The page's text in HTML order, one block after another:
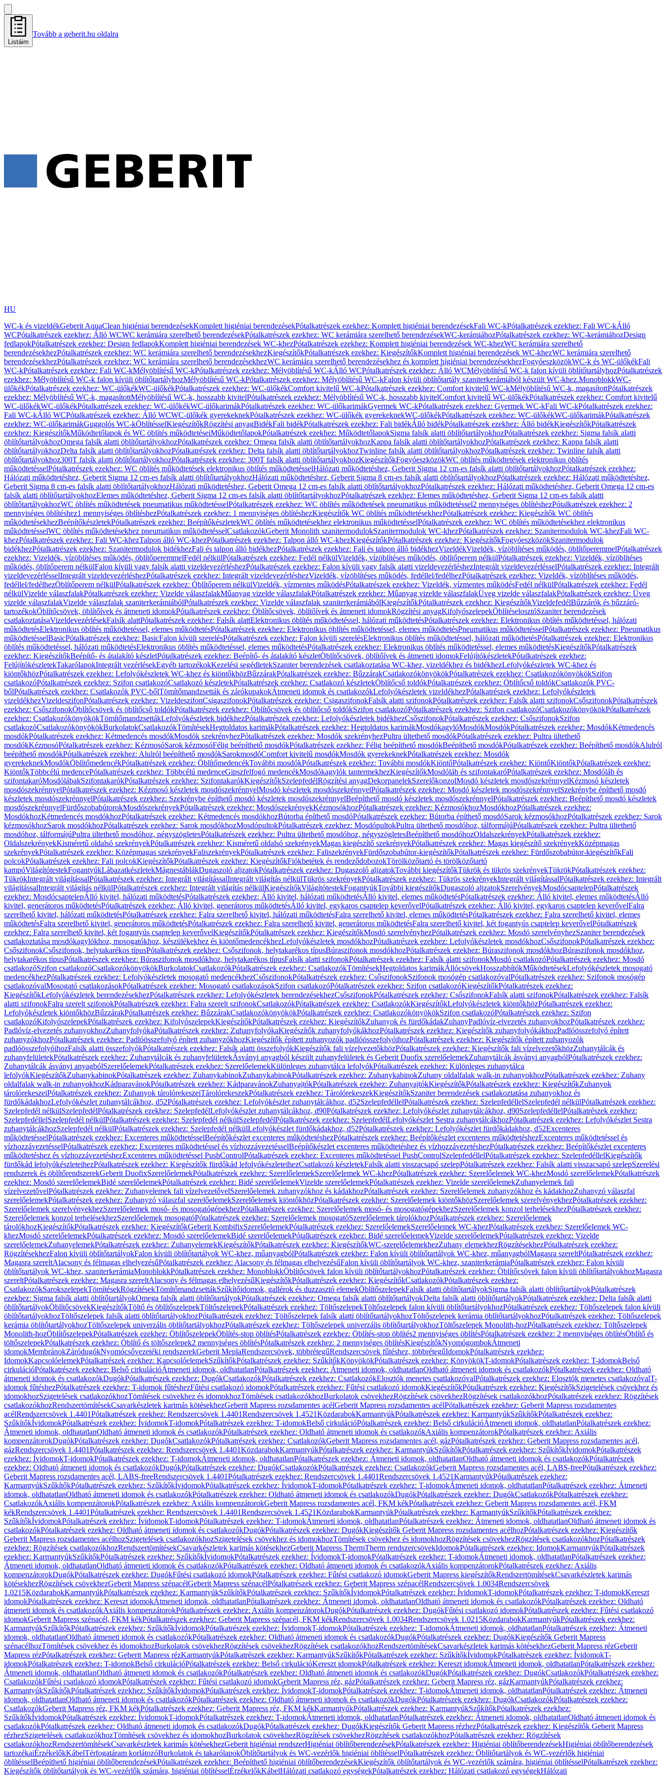
Listáim
Tovább a geberit.hu oldalra
HU
WC-k és vizeldékGeberit AquaClean higiéniai berendezésekKomplett higiéniai berendezésekPótalkatrészek ezekhez: Komplett higiéniai berendezésekFali WC-kPótalkatrészek ezekhez: Fali WC-kÁlló
WCPótalkatrészek ezekhez: Álló WCWC kerámiára szerelhető berendezésekPótalkatrészek ezekhez: WC kerámiára szerelhető berendezésekWC-kerámiáhozPótalkatrészek ezekhez: WC-kerámiáhozDesign
fedlapokPótalkatrészek ezekhez: Design fedlapokKomplett higiéniai berendezések WC-khezPótalkatrészek ezekhez: Komplett higiéniai berendezések WC-khezWC kerámiára szerelhető
berendezésekhezPótalkatrészek ezekhez: WC kerámiára szerelhető berendezésekhezKiegészítőkPótalkatrészek ezekhez: KiegészítőkKomplett higiéniai berendezések WC-khezWC kerámiára szerelhető
berendezésekhezPótalkatrészek ezekhez: WC kerámiára szerelhető berendezésekhezWC kerámiára szerelhető berendezésekhez és komplett higiéniai berendezésekhezFogyóeszközökWC-k és WC-ülőkékFali
WC-kPótalkatrészek ezekhez: Fali WC-kMélyöblítésű WC-kPótalkatrészek ezekhez: Mélyöblítésű WC-kÁlló WCPótalkatrészek ezekhez: Álló WCMélyöblítésű WC-k falon kívüli öblítőtartályhozPótalkatrészek
ezekhez: Mélyöblítésű WC-k falon kívüli öblítőtartályhozMélyöblítésű WC-kPótalkatrészek ezekhez: Mélyöblítésű WC-kFalon kívüli öblítőtartály szaniterkerámiából készült WC-khez.MonoblokkWC-
ülőkékPótalkatrészek ezekhez: WC-ülőkékWC-ülőkékPótalkatrészek ezekhez: WC-ülőkékComfort kivitelű WC-kPótalkatrészek ezekhez: Comfort kivitelű WC-kMélyöblítésű WC-k, magasítottPótalkatrészek
ezekhez: Mélyöblítésű WC-k, magasítottMélyöblítésű WC-k, hosszabb kivitelPótalkatrészek ezekhez: Mélyöblítésű WC-k, hosszabb kivitelComfort kivitelű WC-ülőkékPótalkatrészek ezekhez: Comfort kivitelű
WC-ülőkékWC-ülőkékPótalkatrészek ezekhez: WC-ülőkékWC-ülőkarimákPótalkatrészek ezekhez: WC-ülőkarimákGyermek WC-kPótalkatrészek ezekhez: Gyermek WC-kFali WC-kPótalkatrészek ezekhez:
Fali WC-kÁlló WCPótalkatrészek ezekhez: Álló WCWC-ülőkék gyerekeknekPótalkatrészek ezekhez: WC-ülőkék gyerekeknekWC-ülőkékPótalkatrészek ezekhez: WC-ülőkékWC-ülőkarimákPótalkatrészek
ezekhez: WC-ülőkarimákGuggolós WC-kÖblítésselKiegészítőkRögzítési anyagBidékFali bidékPótalkatrészek ezekhez: Fali bidékÁlló bidékPótalkatrészek ezekhez: Álló bidékKiegészítőkPótalkatrészek
ezekhez: KiegészítőkMűködtetőlapok és WC öblítés működtetéseiMűködtetőlapokPótalkatrészek ezekhez: MűködtetőlapokSigma falsík alatti öblítőtartályokhozPótalkatrészek ezekhez: Sigma falsík alatti
öblítőtartályokhozOmega falsík alatti öblítőtartályokhozPótalkatrészek ezekhez: Omega falsík alatti öblítőtartályokhozKappa falsík alatti öblítőtartályokhozPótalkatrészek ezekhez: Kappa falsík alatti
öblítőtartályokhozDelta falsík alatti öblítőtartályokhozPótalkatrészek ezekhez: Delta falsík alatti öblítőtartályokhozTwinline falsík alatti öblítőtartályokhozPótalkatrészek ezekhez: Twinline falsík alatti
öblítőtartályokhoz300T falsík alatti öblítőtartályokhozPótalkatrészek ezekhez: 300T falsík alatti öblítőtartályokhozKiegészítőkFogyóeszközökWC öblítés működtetések elektronikus öblítés
működtetésselPótalkatrészek ezekhez: WC öblítés működtetések elektronikus öblítés működtetésselHálózati működtetéshez, Geberit Sigma 12 cm-es falsík alatti öblítőtartályokhozPótalkatrészek ezekhez:
Hálózati működtetéshez, Geberit Sigma 12 cm-es falsík alatti öblítőtartályokhozHálózati működtetéshez, Geberit Sigma 8 cm-es falsík alatti öblítőtartályokhozPótalkatrészek ezekhez: Hálózati működtetéshez,
Geberit Sigma 8 cm-es falsík alatti öblítőtartályokhozHálózati működtetéshez, Geberit Omega 12 cm-es falsík alatti öblítőtartályokhozPótalkatrészek ezekhez: Hálózati működtetéshez, Geberit Omega 12 cm-es
falsík alatti öblítőtartályokhozElemes működtetéshez, Geberit Sigma 12 cm-es falsík alatti öblítőtartályokhozPótalkatrészek ezekhez: Elemes működtetéshez, Geberit Sigma 12 cm-es falsík alatti
öblítőtartályokhozWC öblítés működtetések pneumatikus működtetésselPótalkatrészek ezekhez: WC öblítés működtetések pneumatikus működtetéssel2 mennyiséges öblítéshezPótalkatrészek ezekhez: 2
mennyiséges öblítéshez1 mennyiséges öblítéshezPótalkatrészek ezekhez: 1 mennyiséges öblítéshezKiegészítők WC öblítés működtetésekhezPótalkatrészek ezekhez: Kiegészítők WC öblítés
működtetésekhezBeépítőkészletekPótalkatrészek ezekhez: BeépítőkészletekWC öblítés működtetésekhez elektronikus működtetésselPótalkatrészek ezekhez: WC öblítés működtetésekhez elektronikus
működtetésselWC öblítés működtetésekhez pneumatikus működtetésselCsatlakozókGeberit Monolith szanitermodulokSzanitermodulok WC-khezPótalkatrészek ezekhez: Szanitermodulok WC-khezFali WC-
khezPótalkatrészek ezekhez: Fali WC-khezTalpon álló WC-khezPótalkatrészek ezekhez: Talpon álló WC-khezKiegészítőkPótalkatrészek ezekhez: KiegészítőkFogyóeszközökSzanitermodulok
bidékhezPótalkatrészek ezekhez: Szanitermodulok bidékhezFali és talpon álló bidékhezPótalkatrészek ezekhez: Fali és talpon álló bidékhezVizeldékVizeldék, vízöblítéses működés, öblítőperemmelPótalkatrészek
ezekhez: Vizeldék, vízöblítéses működés, öblítőperemmelFedél nélkülPótalkatrészek ezekhez: Fedél nélkülVizeldék, vízöblítéses működés, öblítőperem nélkülPótalkatrészek ezekhez: Vizeldék, vízöblítéses
működés, öblítőperem nélkülFalon kívüli vagy falsík alatti vizeldevezérléshezPótalkatrészek ezekhez: Falon kívüli vagy falsík alatti vizeldevezérléshezIntegrált vizeldevezérlésselPótalkatrészek ezekhez: Integrált
vizeldevezérlésselIntegrált vizeldevezérléshezPótalkatrészek ezekhez: Integrált vizeldevezérléshezVizeldék, vízöblítéses működés, fedéllel/fedélhezPótalkatrészek ezekhez: Vizeldék, vízöblítéses működés,
fedéllel/fedélhezÖblítőperem nélkülPótalkatrészek ezekhez: Öblítőperem nélkülVizeldék, vízmentes működésPótalkatrészek ezekhez: Vizeldék, vízmentes működésFedél nélkülPótalkatrészek ezekhez: Fedél
nélkülVizelde válaszfalakPótalkatrészek ezekhez: Vizelde válaszfalakMűanyag vizelde válaszfalakPótalkatrészek ezekhez: Műanyag vizelde válaszfalakÜveg vizelde válaszfalakPótalkatrészek ezekhez: Üveg
vizelde válaszfalakVizelde válaszfalak szaniterkerámiábólPótalkatrészek ezekhez: Vizelde válaszfalak szaniterkerámiábólKiegészítőkPótalkatrészek ezekhez: KiegészítőkVizeldefedélBűzzárók és bűzzáró-
tartozékokÖblítőcsövek, öblítőívek és átmeneti idomokPótalkatrészek ezekhez: Öblítőcsövek, öblítőívek és átmeneti idomokRögzítési anyagKifolyószelepekÖblítéselosztóSzaniter berendezések
csatlakoztatásaVizeldevezérlésekFalsík alattPótalkatrészek ezekhez: Falsík alattElektronikus öblítés működtetéssel, hálózati működtetésPótalkatrészek ezekhez: Elektronikus öblítés működtetéssel, hálózati
működtetésElektronikus öblítés működtetéssel, elemes működtetésPótalkatrészek ezekhez: Elektronikus öblítés működtetéssel, elemes működtetésPneumatikus működtetésselPótalkatrészek ezekhez: Pneumatikus
működtetésselBasicPótalkatrészek ezekhez: BasicFalon kívüli szerelésPótalkatrészek ezekhez: Falon kívüli szerelésElektronikus öblítés működtetéssel, hálózati működtetésPótalkatrészek ezekhez: Elektronikus
öblítés működtetéssel, hálózati működtetésElektronikus öblítés működtetéssel, elemes működtetésPótalkatrészek ezekhez: Elektronikus öblítés működtetéssel, elemes működtetésKiegészítőkPótalkatrészek
ezekhez: KiegészítőkBeépítő- és átalakító készletPótalkatrészek ezekhez: Beépítő- és átalakító készletÖblítőcsövek, öblítőívek és átmeneti idomokFelújítókészletekPótalkatrészek ezekhez:
FelújítókészletekTakarólapokIntegrált vezérlésekEgyéb tartozékokKezelési segédletekSzaniter berendezések csatlakoztatása WC-khez, vizeldékhez és bidékhezLefolyókészletek WC-khez és
kiöntőkhözPótalkatrészek ezekhez: Lefolyókészletek WC-khez és kiöntőkhözBűzzárakPótalkatrészek ezekhez: BűzzárakCsatlakozókönyökökPótalkatrészek ezekhez: CsatlakozókönyökökSzifon
csatlakozóPótalkatrészek ezekhez: Szifon csatlakozóCsatlakozó készletekPótalkatrészek ezekhez: Csatlakozó készletekÖblítőcső toldókPótalkatrészek ezekhez: Öblítőcső toldókCsatlakozók PVC-
bőlPótalkatrészek ezekhez: Csatlakozók PVC-bőlTömítőmandzsetták és zárókupakokÁtmeneti idomok és csatlakozókLefolyókészletek vizeldékhezPótalkatrészek ezekhez: Lefolyókészletek
vizeldékhezVizeldeszifonPótalkatrészek ezekhez: VizeldeszifonCsigaszifonokPótalkatrészek ezekhez: CsigaszifonokFalsík alatti szifonokPótalkatrészek ezekhez: Falsík alatti szifonokCsőszifonokPótalkatrészek
ezekhez: CsőszifonokÖblítőcsövek és öblítőcső toldókPótalkatrészek ezekhez: Öblítőcsövek és öblítőcső toldókSzifon csatlakozóPótalkatrészek ezekhez: Szifon csatlakozóCsatlakozókönyökökPótalkatrészek
ezekhez: CsatlakozókönyökökTömítőmandzsettákLefolyókészletek bidékhezPótalkatrészek ezekhez: Lefolyókészletek bidékhezCsőszifonokPótalkatrészek ezekhez: CsőszifonokSzifon
csatlakozóCsatlakozókönyökökBurkolatokCsatlakozókTömítésekHegtoldatos karimákPótalkatrészek ezekhez: Hegtoldatos karimákMosdókagylóMosdókMosdókPótalkatrészek ezekhez: MosdókKétmedencés
mosdókPótalkatrészek ezekhez: Kétmedencés mosdókMosdók szekrényhezPótalkatrészek ezekhez: Mosdók szekrényhezPultra ültethető mosdókPótalkatrészek ezekhez: Pultra ültethető
mosdókKézmosóPótalkatrészek ezekhez: KézmosóSarok kézmosóFélig beépíthető mosdókPótalkatrészek ezekhez: Félig beépíthető mosdókBeépíthető mosdókPótalkatrészek ezekhez: Beépíthető mosdókAlulról
beépíthető mosdókPótalkatrészek ezekhez: Alulról beépíthető mosdókSarokmosdóComfort kivitelű mosdókMosdók gyerekeknekPótalkatrészek ezekhez: Mosdók
gyerekeknekMosdókÖblítőmedencékPótalkatrészek ezekhez: ÖblítőmedencékTovábbi mosdókPótalkatrészek ezekhez: További mosdókKiöntőPótalkatrészek ezekhez: KiöntőKiöntőkPótalkatrészek ezekhez:
KiöntőkTöbbcélú medencePótalkatrészek ezekhez: Többcélú medenceGipszfelfogó medencékMosdókagylók tantermekhezKiegészítőkMosdóláb és szifontakaróPótalkatrészek ezekhez: Mosdóláb és
szifontakaróMosdólábakSzifontakarókPótalkatrészek ezekhez: SzifontakarókKiegészítőkSzelepfedélRögzítési anyagDekorpanelekSzerelőkonzolMosdó készletek mosdószekrénnyelKézmosó készletek
mosdószekrénnyelPótalkatrészek ezekhez: Kézmosó készletek mosdószekrénnyelMosdó készletek mosdószekrénnyelPótalkatrészek ezekhez: Mosdó készletek mosdószekrénnyelSzekrénybe építhető mosdó
készletek mosdószekrénnyelPótalkatrészek ezekhez: Szekrénybe építhető mosdó készletek mosdószekrénnyelBeépíthető mosdó készletek mosdószekrénnyelPótalkatrészek ezekhez: Beépíthető mosdó készletek
mosdószekrénnyelFürdőszobabútorokMosdószekrényekPótalkatrészek ezekhez: MosdószekrényekKézmosókhozPótalkatrészek ezekhez: KézmosókhozMosdókhozPótalkatrészek ezekhez:
MosdókhozKétmedencés mosdókhozPótalkatrészek ezekhez: Kétmedencés mosdókhozBútorba építhető mosdóPótalkatrészek ezekhez: Bútorba építhető mosdóSarok kézmosókhozPótalkatrészek ezekhez: Sarok
kézmosókhozSarok mosdókhozPótalkatrészek ezekhez: Sarok mosdókhozMosdópultokPótalkatrészek ezekhez: MosdópultokPultra ültethető mosdóhoz, tálformájúPótalkatrészek ezekhez: Pultra ültethető
mosdóhoz, tálformájúPultra ültethető mosdóhoz, négyszögletesPótalkatrészek ezekhez: Pultra ültethető mosdóhoz, négyszögletesBeépíthető mosdóhozOldalszekrényekPótalkatrészek ezekhez:
OldalszekrényekKisméretű oldalsó szekrényekPótalkatrészek ezekhez: Kisméretű oldalsó szekrényekMagas kiegészítő szekrényekPótalkatrészek ezekhez: Magas kiegészítő szekrényekKözépmagas
szekrényekPótalkatrészek ezekhez: Középmagas szekrényekFaliszekrényekPótalkatrészek ezekhez: FaliszekrényekFürdőszobabútor-kiegészítőkPótalkatrészek ezekhez: Fürdőszobabútor-kiegészítőkFali
polcokPótalkatrészek ezekhez: Fali polcokKiegészítőkPótalkatrészek ezekhez: KiegészítőkFiókbetétek és rendeződobozokTörölközőtartó és törölközőtartó
kampóVilágítótestekFogantyúkLábazatkészletekMágnestáblákDugaszoló aljzatokPótalkatrészek ezekhez: Dugaszoló aljzatokTovábbi kiegészítőkTükrök és tükrös szekrényekTükrökPótalkatrészek ezekhez:
TükrökIntegrált világítássalPótalkatrészek ezekhez: Integrált világítássalIntegrált világítás nélkülTükrös szekrényekPótalkatrészek ezekhez: Tükrös szekrényekIntegrált világítássalPótalkatrészek ezekhez: Integrált
világítássalIntegrált világítás nélkülPótalkatrészek ezekhez: Integrált világítás nélkülKiegészítőkVilágítótestekFogantyúkTovábbi kiegészítőkDugaszoló aljzatokSzerelvényekMosdócsaptelepPótalkatrészek
ezekhez: MosdócsaptelepÁlló kivitel, hálózati működtetésPótalkatrészek ezekhez: Álló kivitel, hálózati működtetésÁlló kivitel, elemes működtetésPótalkatrészek ezekhez: Álló kivitel, elemes működtetésÁlló
kivitel, generátoros működtetésPótalkatrészek ezekhez: Álló kivitel, generátoros működtetésÁlló kivitel, egykaros csaptelep keverővelPótalkatrészek ezekhez: Álló kivitel, egykaros csaptelep keverővelFalra
szerelhető kivitel, hálózati működtetésPótalkatrészek ezekhez: Falra szerelhető kivitel, hálózati működtetésFalra szerelhető kivitel, elemes működtetésPótalkatrészek ezekhez: Falra szerelhető kivitel, elemes
működtetésFalra szerelhető kivitel, generátoros működtetésPótalkatrészek ezekhez: Falra szerelhető kivitel, generátoros működtetésFalra szerelhető kivitel, két fogantyús csaptelep keverővelPótalkatrészek
ezekhez: Falra szerelhető kivitel, két fogantyús csaptelep keverővelKiegészítőkPótalkatrészek ezekhez: KiegészítőkMosdó szerelvényhezPótalkatrészek ezekhez: Mosdó szerelvényhezSzaniter berendezések
csatlakoztatása mosdókagylókhoz, mosogatókhoz, készülékekhez és kiöntőmedencékhezLefolyókészletek mosdókhozPótalkatrészek ezekhez: Lefolyókészletek mosdókhozCsőszifonokPótalkatrészek ezekhez:
CsőszifonokCsőszifonok, helytakarékos típusPótalkatrészek ezekhez: Csőszifonok, helytakarékos típusBúraszifonok mosdókhozPótalkatrészek ezekhez: Búraszifonok mosdókhozBúraszifonok mosdókhoz,
helytakarékos típusPótalkatrészek ezekhez: Búraszifonok mosdókhoz, helytakarékos típusFalsík alatti szifonokPótalkatrészek ezekhez: Falsík alatti szifonokMosdó csatlakozóPótalkatrészek ezekhez: Mosdó
csatlakozóSzifon csatlakozóCsatlakozókönyökökBurkolatokCsatlakozókPótalkatrészek ezekhez: CsatlakozókTömítésekHegtoldatos karimákÁllócsövekHosszabbítókMűködtetésekLefolyókészletek mosogató
medencékhezPótalkatrészek ezekhez: Lefolyókészletek mosogató medencékhezCsőszifonokPótalkatrészek ezekhez: CsőszifonokSzifonok mosógép csatlakozóvalPótalkatrészek ezekhez: Szifonok mosógép
csatlakozóvalMosogató csatlakozásokPótalkatrészek ezekhez: Mosogató csatlakozásokSzifon csatlakozóPótalkatrészek ezekhez: Szifon csatlakozóKiegészítőkPótalkatrészek ezekhez:
KiegészítőkLefolyókészletek berendezésekhezPótalkatrészek ezekhez: Lefolyókészletek berendezésekhezCsőszifonokPótalkatrészek ezekhez: CsőszifonokFalsík alatti szifonokPótalkatrészek ezekhez: Falsík
alatti szifonokFalra szerelt szifonokPótalkatrészek ezekhez: Falra szerelt szifonokCsatlakozókPótalkatrészek ezekhez: CsatlakozókKiegészítőkLefolyókészletek kiöntőkhözPótalkatrészek ezekhez:
Lefolyókészletek kiöntőkhözBűzzárakPótalkatrészek ezekhez: BűzzárakCsatlakozókönyökökPótalkatrészek ezekhez: CsatlakozókönyökökSzifon csatlakozóPótalkatrészek ezekhez: Szifon
csatlakozóKifolyószelepekPótalkatrészek ezekhez: KifolyószelepekKiegészítőkPótalkatrészek ezekhez: KiegészítőkZuhanyok és fürdőkádakZuhanyPadlóvíz-elvezetés zuhanyokhozPótalkatrészek ezekhez:
Padlóvíz-elvezetés zuhanyokhozZuhanyfolyókaPótalkatrészek ezekhez: ZuhanyfolyókaKiegészítők zuhanyfolyókákhozPótalkatrészek ezekhez: Kiegészítők zuhanyfolyókákhozPadlóösszefolyó épített
zuhanyzókhozPótalkatrészek ezekhez: Padlóösszefolyó épített zuhanyzókhozKiegészítők épített zuhanyozók padlóösszefolyóihozPótalkatrészek ezekhez: Kiegészítők épített zuhanyozók
padlóösszefolyóihozFalsík alatti összefolyókPótalkatrészek ezekhez: Falsík alatti összefolyókKiegészítők fali vízelvezetőkhözPótalkatrészek ezekhez: Kiegészítők fali vízelvezetőkhözZuhanytálcák és
zuhanyfelületekPótalkatrészek ezekhez: Zuhanytálcák és zuhanyfelületekÁsványi anyagból készült zuhanyfelületek és Geberit Duofix szerelőelemekZuhanytálcák ásványi anyagbólPótalkatrészek ezekhez:
Zuhanytálcák ásványi anyagbólSzerelőelemekPótalkatrészek ezekhez: SzerelőelemekKülönleges zuhanytálca lefolyókPótalkatrészek ezekhez: Különleges zuhanytálca
lefolyókKiegészítőkZuhanykabinokPótalkatrészek ezekhez: ZuhanykabinokZuhanykabinokPótalkatrészek ezekhez: ZuhanykabinokZuhany oldalfalak walk-in zuhanyokhozPótalkatrészek ezekhez: Zuhany
oldalfalak walk-in zuhanyokhozKádparavánokPótalkatrészek ezekhez: KádparavánokZuhanyajtókPótalkatrészek ezekhez: ZuhanyajtókKiegészítőkPótalkatrészek ezekhez: KiegészítőkZuhanyok
tárolórekeszeiPótalkatrészek ezekhez: Zuhanyok tárolórekeszeiTárolórekeszekPótalkatrészek ezekhez: TárolórekeszekKiegészítőkSzaniter berendezések csatlakoztatása zuhanyokhoz és
fürdőkádakhozLefolyókészlet zuhanytálcákhoz, d52Pótalkatrészek ezekhez: Lefolyókészlet zuhanytálcákhoz, d52SzelepfedéllelPótalkatrészek ezekhez: SzelepfedéllelSzelepfedél nélkülPótalkatrészek ezekhez:
Szelepfedél nélkülSzelepfedélPótalkatrészek ezekhez: SzelepfedélLefolyókészlet zuhanytálcákhoz, d90Pótalkatrészek ezekhez: Lefolyókészlet zuhanytálcákhoz, d90SzelepfedéllelPótalkatrészek ezekhez:
SzelepfedéllelSzelepfedél nélkülPótalkatrészek ezekhez: Szelepfedél nélkülSzelepfedélPótalkatrészek ezekhez: SzelepfedélLefolyókészlet Sestra zuhanytálcákhozPótalkatrészek ezekhez: Lefolyókészlet Sestra
zuhanytálcákhozSzelepfedél nélkülPótalkatrészek ezekhez: Szelepfedél nélkülLefolyókészlet fürdőkádakhoz, d52Pótalkatrészek ezekhez: Lefolyókészlet fürdőkádakhoz, d52Excenteres
működtetésselPótalkatrészek ezekhez: Excenteres működtetésselBeépítőkészlet excenteres működtetéshezPótalkatrészek ezekhez: Beépítőkészlet excenteres működtetéshezExcenteres működtetéssel és
vízhozzávezetésselPótalkatrészek ezekhez: Excenteres működtetéssel és vízhozzávezetésselBeépítőkészlet excenteres működtetéshez és vízhozzávezetéshezPótalkatrészek ezekhez: Beépítőkészlet excenteres
működtetéshez és vízhozzávezetéshezExcenteres működtetéssel PushControlPótalkatrészek ezekhez: Excenteres működtetéssel PushControlSzelepfedéllelPótalkatrészek ezekhez: SzelepfedéllelKiegészítők
fürdőkád lefolyókészleteihezPótalkatrészek ezekhez: Kiegészítők fürdőkád lefolyókészleteihezCsatlakozó készletekFalsík alatti visszacsapó szelepPótalkatrészek ezekhez: Falsík alatti visszacsapó szelepSzerelési
rendszerek és öblítőrendszerekGeberit DuofixSzerelőelemekPótalkatrészek ezekhez: SzerelőelemekSzerelőelemek WC-khezPótalkatrészek ezekhez: Szerelőelemek WC-khezMosdó szerelőelemekPótalkatrészek
ezekhez: Mosdó szerelőelemekBidé szerelőelemekPótalkatrészek ezekhez: Bidé szerelőelemekVizelde szerelőelemekPótalkatrészek ezekhez: Vizelde szerelőelemekZuhanyelemek fali
vízelvezetővelPótalkatrészek ezekhez: Zuhanyelemek fali vízelvezetővelSzerelőelemek zuhanyzókhoz és kádakhozPótalkatrészek ezekhez: Szerelőelemek zuhanyzókhoz és kádakhozZuhanyzó válaszfal
szerelőelemekPótalkatrészek ezekhez: Zuhanyzó válaszfal szerelőelemekSzerelőelemek kiöntőkhözPótalkatrészek ezekhez: Szerelőelemek kiöntőkhözSzerelőelemek szerelvényekhezPótalkatrészek ezekhez:
Szerelőelemek szerelvényekhezSzerelőelemek mosó- és mosogatógépekhezPótalkatrészek ezekhez: Szerelőelemek mosó- és mosogatógépekhezSzerelőelemek konzol terhelésekhezPótalkatrészek ezekhez:
Szerelőelemek konzol terhelésekhezSzerelőelemek mosogatóPótalkatrészek ezekhez: Szerelőelemek mosogatóSzerelőelemek tárolókhozPótalkatrészek ezekhez: Szerelőelemek
tárolókhozKiegészítőkPótalkatrészek ezekhez: KiegészítőkGeberit KombifixSzerelőelemekPótalkatrészek ezekhez: SzerelőelemekSzerelőelemek WC-khezPótalkatrészek ezekhez: Szerelőelemek WC-
khezMosdó szerelőelemekPótalkatrészek ezekhez: Mosdó szerelőelemekBidé szerelőelemekPótalkatrészek ezekhez: Bidé szerelőelemekVizelde szerelőelemekPótalkatrészek ezekhez: Vizelde
szerelőelemekZuhanyelemekPótalkatrészek ezekhez: ZuhanyelemekKiegészítőkPótalkatrészek ezekhez: KiegészítőkWC-szerelőelemekhezZuhany elemekhezRögzítésekhezPótalkatrészek ezekhez:
RögzítésekhezFalon kívüli öblítőtartályokFalon kívüli öblítőtartályok WC-khez, műanyagbólPótalkatrészek ezekhez: Falon kívüli öblítőtartályok WC-khez, műanyagbólMagasra szereltPótalkatrészek ezekhez:
Magasra szereltAlacsony és félmagas elhelyezésűPótalkatrészek ezekhez: Alacsony és félmagas elhelyezésűFalon kívüli öblítőtartályok WC-khez, szaniterkerámiaPótalkatrészek ezekhez: Falon kívüli
öblítőtartályok WC-khez, szaniterkerámiaMonoblokkPótalkatrészek ezekhez: MonoblokkÖblítőcsövek falon kívüli öblítőtartályokhozPótalkatrészek ezekhez: Öblítőcsövek falon kívüli öblítőtartályokhozMagasra
szereltPótalkatrészek ezekhez: Magasra szereltAlacsony és félmagas elhelyezésűKiegészítőkPótalkatrészek ezekhez: KiegészítőkCsatlakozókPótalkatrészek ezekhez:
CsatlakozókSarokszelepekTömítésekRögzítésekTömítőmandzsettákSzűkítőidomok, gallérok és duzzasztó elemekÖblítőszelepekFalsík alatti öblítőtartályokSigma falsík alatti öblítőtartályokPótalkatrészek
ezekhez: Sigma falsík alatti öblítőtartályokOmega falsík alatti öblítőtartályokPótalkatrészek ezekhez: Omega falsík alatti öblítőtartályokDelta falsík alatti öblítőtartályokPótalkatrészek ezekhez: Delta falsík alatti
öblítőtartályokÖblítőcsövekKiegészítőkTöltő és öblítőszelepekTöltőszelepekPótalkatrészek ezekhez: TöltőszelepekTöltőszelepek falon kívüli öblítőtartályokhozPótalkatrészek ezekhez: Töltőszelepek falon kívüli
öblítőtartályokhozTöltőszelepek falsík alatti öblítőtartályokhozPótalkatrészek ezekhez: Töltőszelepek falsík alatti öblítőtartályokhozTöltőszelepek kerámia öblítőtartályokhozPótalkatrészek ezekhez: Töltőszelepek
kerámia öblítőtartályokhozTöltőszelepek univerzális öblítőtartályokhozPótalkatrészek ezekhez: Töltőszelepek univerzális öblítőtartályokhozTöltőszelepek Monolith-hozPótalkatrészek ezekhez: Töltőszelepek
Monolith-hozÖblítőszelepekPótalkatrészek ezekhez: ÖblítőszelepekÖblítés-stop öblítésPótalkatrészek ezekhez: Öblítés-stop öblítés2 mennyiséges öblítésPótalkatrészek ezekhez: 2 mennyiséges öblítésÖblítő és
töltőszelepekPótalkatrészek ezekhez: Öblítő és töltőszelepek2 mennyiséges öblítésPótalkatrészek ezekhez: 2 mennyiséges öblítésKiegészítőkNyomógombokÁtmeneti
idomokMembránokZáródugókNyomócsővezetéki rendszerekGeberit MeplaRendszercsövek, többrétegűRendszercsövek fűtéshez, többrétegűIdomokPótalkatrészek ezekhez:
IdomokKapcsolóelemekPótalkatrészek ezekhez: KapcsolóelemekSzűkítőkPótalkatrészek ezekhez: SzűkítőkKönyökökPótalkatrészek ezekhez: KönyökökT-idomokPótalkatrészek ezekhez: T-idomokBelső
cirkulációPótalkatrészek ezekhez: Belső cirkulációÁtmeneti idomok, oldhatatlanPótalkatrészek ezekhez: Átmeneti idomok, oldhatatlanOldható átmeneti idomok és csatlakozókPótalkatrészek ezekhez: Oldható
átmeneti idomok és csatlakozókDugókPótalkatrészek ezekhez: DugókCsatlakozókPótalkatrészek ezekhez: CsatlakozókElosztók menetes csatlakozóvalPótalkatrészek ezekhez: Elosztók menetes csatlakozóvalT-
idomok fűtéshezPótalkatrészek ezekhez: T-idomok fűtéshezFűtési csatlakozó idomokPótalkatrészek ezekhez: Fűtési csatlakozó idomokKiegészítőkPótalkatrészek ezekhez: KiegészítőkSzigetelések csövekhez és
idomokhozSzigetelések csatlakozókhozTömítések csövekhez és idomokhozTömítések csatlakozókhozBurkolatok csövekhezRögzítések csövekhezRögzítések csatlakozókhozPótalkatrészek ezekhez: Rögzítések
csatlakozókhozRendszertömítésekCsavarkészletek karimás kötésekhezGeberit Mapress rozsdamentes acélGeberit Mapress rozsdamentes acélPótalkatrészek ezekhez: Geberit Mapress rozsdamentes
acélRendszercsövek 1.4401Pótalkatrészek ezekhez: Rendszercsövek 1.4401Rendszercsövek 1.4521KözdarabokKarmantyúkPótalkatrészek ezekhez: KarmantyúkSzűkítőkPótalkatrészek ezekhez:
SzűkítőkÍvidomokPótalkatrészek ezekhez: ÍvidomokT-idomokPótalkatrészek ezekhez: T-idomokBelső cirkulációPótalkatrészek ezekhez: Belső cirkulációÁtmeneti idomok, oldhatatlanPótalkatrészek ezekhez:
Átmeneti idomok, oldhatatlanOldható átmeneti idomok és csatlakozókPótalkatrészek ezekhez: Oldható átmeneti idomok és csatlakozókAxiális kompenzátorokPótalkatrészek ezekhez: Axiális
kompenzátorokDugókPótalkatrészek ezekhez: DugókCsatlakozókPótalkatrészek ezekhez: CsatlakozókGeberit Mapress rozsdamentes acél, gázPótalkatrészek ezekhez: Geberit Mapress rozsdamentes acél,
gázRendszercsövek 1.4401Pótalkatrészek ezekhez: Rendszercsövek 1.4401KözdarabokKarmantyúkPótalkatrészek ezekhez: KarmantyúkSzűkítőkPótalkatrészek ezekhez: SzűkítőkÍvidomokPótalkatrészek
ezekhez: ÍvidomokT-idomokPótalkatrészek ezekhez: T-idomokÁtmeneti idomok, oldhatatlanPótalkatrészek ezekhez: Átmeneti idomok, oldhatatlanOldható átmeneti idomok és csatlakozókPótalkatrészek
ezekhez: Oldható átmeneti idomok és csatlakozókDugókPótalkatrészek ezekhez: DugókCsatlakozókPótalkatrészek ezekhez: CsatlakozókGeberit Mapress rozsdamentes acél, LABS-freePótalkatrészek ezekhez:
Geberit Mapress rozsdamentes acél, LABS-freeRendszercsövek 1.4401Pótalkatrészek ezekhez: Rendszercsövek 1.4401Rendszercsövek 1.4521KarmantyúkPótalkatrészek ezekhez:
KarmantyúkSzűkítőkPótalkatrészek ezekhez: SzűkítőkÍvidomokPótalkatrészek ezekhez: ÍvidomokT-idomokPótalkatrészek ezekhez: T-idomokÁtmeneti idomok, oldhatatlanPótalkatrészek ezekhez: Átmeneti
idomok, oldhatatlanOldható átmeneti idomok és csatlakozókPótalkatrészek ezekhez: Oldható átmeneti idomok és csatlakozókDugókPótalkatrészek ezekhez: DugókCsatlakozókPótalkatrészek ezekhez:
CsatlakozókAxiális kompenzátorokPótalkatrészek ezekhez: Axiális kompenzátorokGeberit Mapress rozsdamentes acél, FKM kékPótalkatrészek ezekhez: Geberit Mapress rozsdamentes acél, FKM
kékRendszercsövek 1.4401Pótalkatrészek ezekhez: Rendszercsövek 1.4401Rendszercsövek 1.4521KözdarabokKarmantyúkPótalkatrészek ezekhez: KarmantyúkSzűkítőkPótalkatrészek ezekhez:
SzűkítőkÍvidomokPótalkatrészek ezekhez: ÍvidomokT-idomokPótalkatrészek ezekhez: T-idomokÁtmeneti idomok, oldhatatlanPótalkatrészek ezekhez: Átmeneti idomok, oldhatatlanOldható átmeneti idomok és
csatlakozókPótalkatrészek ezekhez: Oldható átmeneti idomok és csatlakozókDugókPótalkatrészek ezekhez: DugókKiegészítők Geberit Mapress rozsdamentes acélhozPótalkatrészek ezekhez: Kiegészítők
Geberit Mapress rozsdamentes acélhozSzigetelések csatlakozókhozSzigetelések csövekhez és idomokhozTömítések csövekhez és idomokhozRögzítések csövekhezRögzítések csatlakozókhozPótalkatrészek
ezekhez: Rögzítések csatlakozókhozRendszertömítésekCsavarkészletek karimás kötésekhezGeberit Mapress ThermTherm rendszercsövekIdomokPótalkatrészek ezekhez: IdomokKarmantyúkPótalkatrészek
ezekhez: KarmantyúkSzűkítőkPótalkatrészek ezekhez: SzűkítőkÍvidomokPótalkatrészek ezekhez: ÍvidomokT-idomokPótalkatrészek ezekhez: T-idomokÁtmeneti idomok, oldhatatlanPótalkatrészek ezekhez:
Átmeneti idomok, oldhatatlanOldható átmeneti idomok és csatlakozókPótalkatrészek ezekhez: Oldható átmeneti idomok és csatlakozókAxiális kompenzátorokPótalkatrészek ezekhez: Axiális
kompenzátorokDugókPótalkatrészek ezekhez: DugókFűtési csatlakozó idomokPótalkatrészek ezekhez: Fűtési csatlakozó idomokGeberit Mapress kiegészítőkRendszertömítésekCsavarkészletek karimás
kötésekhezRögzítések csövekhezGeberit Mapress szénacélGeberit Mapress szénacélPótalkatrészek ezekhez: Geberit Mapress szénacélRendszercsövek 1.0034Rendszercsövek
1.0215KözdarabokKarmantyúkPótalkatrészek ezekhez: KarmantyúkSzűkítőkPótalkatrészek ezekhez: SzűkítőkÍvidomokPótalkatrészek ezekhez: ÍvidomokT-idomokPótalkatrészek ezekhez: T-idomokKereszt
idomokPótalkatrészek ezekhez: Kereszt idomokÁtmeneti idomok, oldhatatlanPótalkatrészek ezekhez: Átmeneti idomok, oldhatatlanOldható átmeneti idomok és csatlakozókPótalkatrészek ezekhez: Oldható
átmeneti idomok és csatlakozókAxiális kompenzátorokPótalkatrészek ezekhez: Axiális kompenzátorokDugókPótalkatrészek ezekhez: DugókFűtési csatlakozó idomokPótalkatrészek ezekhez: Fűtési csatlakozó
idomokGeberit Mapress szénacél, FKM kékPótalkatrészek ezekhez: Geberit Mapress szénacél, FKM kékRendszercsövek 1.0034Rendszercsövek 1.0215KözdarabokKarmantyúkPótalkatrészek ezekhez:
KarmantyúkSzűkítőkPótalkatrészek ezekhez: SzűkítőkÍvidomokPótalkatrészek ezekhez: ÍvidomokT-idomokPótalkatrészek ezekhez: T-idomokÁtmeneti idomok, oldhatatlanPótalkatrészek ezekhez: Átmeneti
idomok, oldhatatlanOldható átmeneti idomok és csatlakozókPótalkatrészek ezekhez: Oldható átmeneti idomok és csatlakozókDugókPótalkatrészek ezekhez: DugókKiegészítők Geberit Mapress
szénacélhozTömítések csövekhez és idomokhozBurkolatok csövekhezRögzítések csövekhezRögzítések csatlakozókhozRendszertömítésekCsavarkészletek karimás kötésekhezGeberit Mapress rézGeberit
Mapress rézPótalkatrészek ezekhez: Geberit Mapress rézKarmantyúkPótalkatrészek ezekhez: KarmantyúkSzűkítőkPótalkatrészek ezekhez: SzűkítőkÍvidomokPótalkatrészek ezekhez: ÍvidomokT-
idomokPótalkatrészek ezekhez: T-idomokBelső cirkulációPótalkatrészek ezekhez: Belső cirkulációKereszt idomokPótalkatrészek ezekhez: Kereszt idomokÁtmeneti idomok, oldhatatlanPótalkatrészek ezekhez:
Átmeneti idomok, oldhatatlanOldható átmeneti idomok és csatlakozókPótalkatrészek ezekhez: Oldható átmeneti idomok és csatlakozókDugókPótalkatrészek ezekhez: DugókCsatlakozókPótalkatrészek ezekhez:
CsatlakozókFűtési csatlakozó idomokPótalkatrészek ezekhez: Fűtési csatlakozó idomokGeberit Mapress réz, gázPótalkatrészek ezekhez: Geberit Mapress réz, gázKarmantyúkPótalkatrészek ezekhez:
KarmantyúkSzűkítőkPótalkatrészek ezekhez: SzűkítőkÍvidomokPótalkatrészek ezekhez: ÍvidomokT-idomokPótalkatrészek ezekhez: T-idomokÁtmeneti idomok, oldhatatlanPótalkatrészek ezekhez: Átmeneti
idomok, oldhatatlanOldható átmeneti idomok és csatlakozókPótalkatrészek ezekhez: Oldható átmeneti idomok és csatlakozókDugókPótalkatrészek ezekhez: DugókCsatlakozókPótalkatrészek ezekhez:
CsatlakozókGeberit Mapress réz, FKM kékPótalkatrészek ezekhez: Geberit Mapress réz, FKM kékKarmantyúkPótalkatrészek ezekhez: KarmantyúkSzűkítőkPótalkatrészek ezekhez:
SzűkítőkÍvidomokPótalkatrészek ezekhez: ÍvidomokT-idomokPótalkatrészek ezekhez: T-idomokÁtmeneti idomok, oldhatatlanPótalkatrészek ezekhez: Átmeneti idomok, oldhatatlanOldható átmeneti idomok és
csatlakozókPótalkatrészek ezekhez: Oldható átmeneti idomok és csatlakozókDugókPótalkatrészek ezekhez: DugókKiegészítők Geberit Mapress rézhezPótalkatrészek ezekhez: Kiegészítők Geberit Mapress
rézhezSzigetelések csatlakozókhozTömítések csövekhez és idomokhozBurkolatok csövekhezRögzítések csövekhezRögzítések csatlakozókhozPótalkatrészek ezekhez: Rögzítések
csatlakozókhozRendszertömítésekCsavarkészletek karimás kötésekhezGeberit higiéniai rendszerHigiéniai öblítőberendezésekPótalkatrészek ezekhez: Higiéniai öblítőberendezésekHigiéniai öblítőberendezések
tartozékaiÉrzékelőkKábelTérfogatáram korlátozóBurkolatok és takarólapokÖblítőtartályok és WC-vezérlők higiéniai öblítésselPótalkatrészek ezekhez: Öblítőtartályok és WC-vezérlők higiéniai
öblítésselBeépíthető higiéniai öblítőberendezésekPótalkatrészek ezekhez: Beépíthető higiéniai öblítőberendezésekKiegészítők öblítőtartályok és WC-vezérlők számára, higiéniai öblítésselPótalkatrészek ezekhez:
Kiegészítők öblítőtartályok és WC-vezérlők számára, higiéniai öblítésselÉrzékelőkKábelHálózati csatlakozó egységekPótalkatrészek ezekhez: Hálózati csatlakozó egységekHálózati